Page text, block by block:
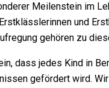
Meilenstein im
und
gehören zu
dass jedes Kind in
gefördert wird.